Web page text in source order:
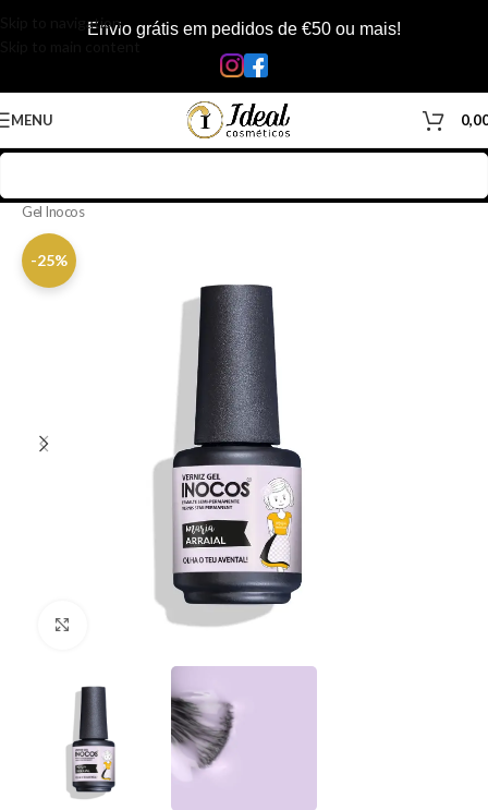
Skip to navigationEnvio grátis em pedidos de €50 ou mais!
MENU
Gel Inocos
-25%
Clique para ampliar